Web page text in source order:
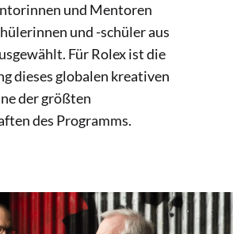
und Mentoren
und -schüler aus
Für Rolex ist die
dieses globalen kreativen
der größten
des Programms.